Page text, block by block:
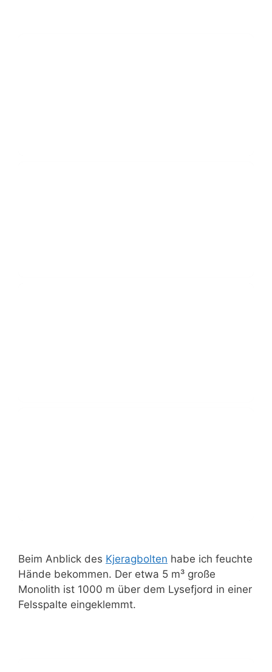
Beim Anblick des Kjeragbolten habe ich feuchte
Hände bekommen. Der etwa 5 m³ große
Monolith ist 1000 m über dem Lysefjord in einer
Felsspalte eingeklemmt.